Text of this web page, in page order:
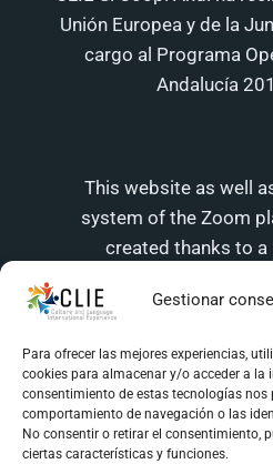
Gestionar
Para ofrecer las mejores experiencias,
cookies para almacenar y/o acceder a la
consentimiento de estas tecnologías nos
comportamiento de navegación o las
No consentir o retirar el consentimiento,
ciertas características y funciones.
Unión Europea y de la
cargo al Programa
Andalucía
This website as well
system of the Zoom
created thanks to
transformation
It aims to contribute to
and to improve the
Andalusians entities,
received aid from the